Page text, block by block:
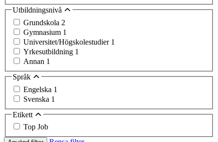
Utbildningsnivå
Grundskola 2
Gymnasium 1
Universitet/Högskolestudier 1
Yrkesutbildning 1
Annan 1
Språk
Engelska 1
Svenska 1
Etikett
Top Job